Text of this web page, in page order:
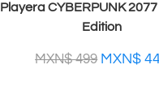
Playera CYBERPUNK
Edition
MXN$499 MXN$